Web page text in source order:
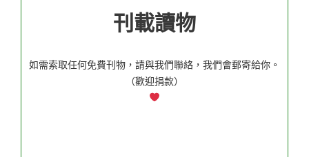
刊載讀物
如需索取任何免費刊物，請與我們聯絡，我們會郵寄給你。
（歡迎捐款）